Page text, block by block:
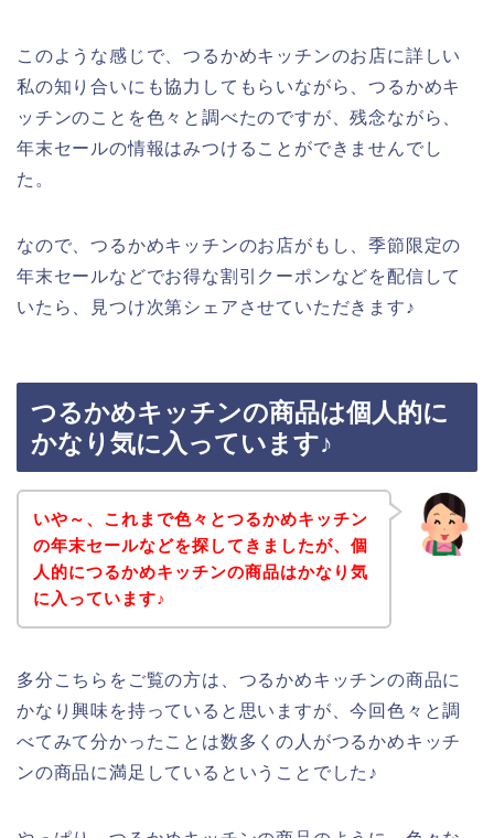
このような感じで、つるかめキッチンのお店に詳しい
私の知り合いにも協力してもらいながら、つるかめキ
ッチンのことを色々と調べたのですが、残念ながら、
年末セールの情報はみつけることができませんでし
た。
なので、つるかめキッチンのお店がもし、季節限定の
年末セールなどでお得な割引クーポンなどを配信して
いたら、見つけ次第シェアさせていただきます♪
つるかめキッチンの商品は個人的に
かなり気に入っています♪
いや～、これまで色々とつるかめキッチン
の年末セールなどを探してきましたが、個
人的につるかめキッチンの商品はかなり気
に入っています♪
多分こちらをご覧の方は、つるかめキッチンの商品に
かなり興味を持っていると思いますが、今回色々と調
べてみて分かったことは数多くの人がつるかめキッチ
ンの商品に満足しているということでした♪